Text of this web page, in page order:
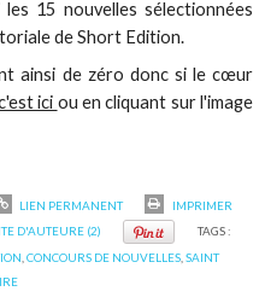
15 nouvelles sélectionnées
de Short Edition.
ainsi de zéro donc si le cœur
ici ou en cliquant sur l'image
LIEN PERMANENT
IMPRIMER
D'AUTEURE (2)
TAGS :
,CONCOURS DE NOUVELLES ,SAINT